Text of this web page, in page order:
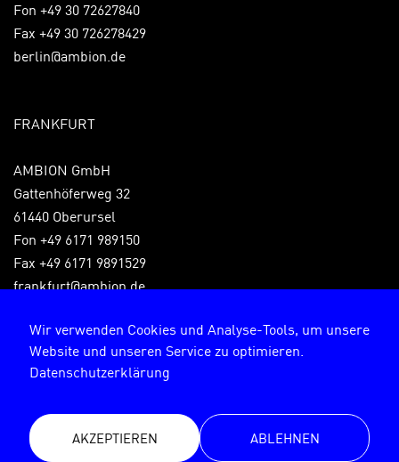
Wir verwenden Cookies und Analyse-Tools, um unsere
Website und unseren Service zu optimieren.
Datenschutzerklärung
AKZEPTIEREN ABLEHNEN
Fon +49 30 72627840
Fax +49 30 726278429
berlin@ambion.de
FRANKFURT
AMBION GmbH
Gattenhöferweg 32
61440 Oberursel
Fon +49 6171 989150
Fax +49 6171 9891529
frankfurt@ambion.de
Impressum